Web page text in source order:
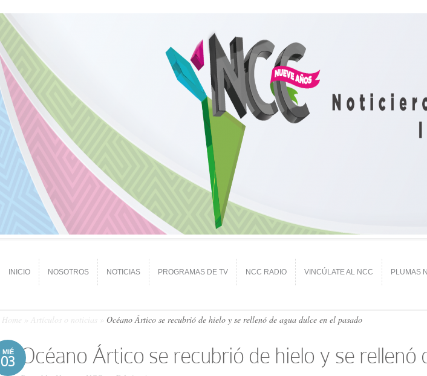
INICIO NOSOTROS NOTICIAS PROGRAMAS DE TV NCC RADIO VINCÚLATE AL NCC PLUMAS
Home Artículos o noticias Océano Ártico se recubrió de hielo y se rellenó de agua dulce en el pasado
MIÉ
03 Océano Ártico se recubrió de hielo y se rellenó